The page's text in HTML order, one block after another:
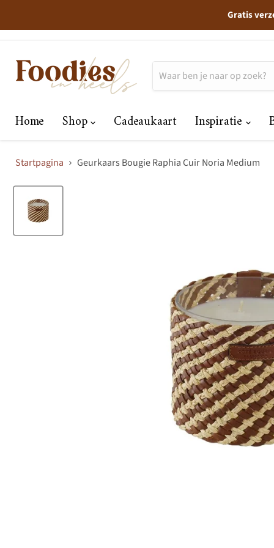
Gratis
Home Shop Cadeaukaart Inspiratie
Startpagina Geurkaars Bougie Raphia Cuir Noria Medium